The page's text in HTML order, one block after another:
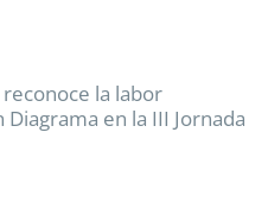
la labor
en la III Jornada